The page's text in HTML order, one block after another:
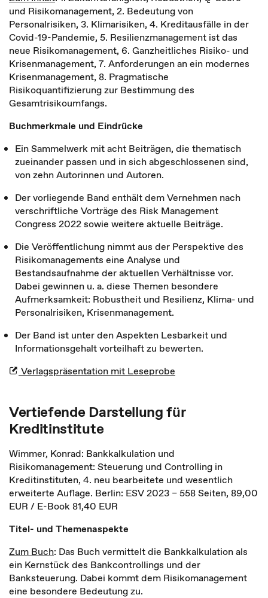
und Risikomanagement, 2. Bedeutung von
Personalrisiken, 3. Klimarisiken, 4. Kreditausfälle in der
Covid-19-Pandemie, 5. Resilienzmanagement ist das
neue Risikomanagement, 6. Ganzheitliches Risiko- und
Krisenmanagement, 7. Anforderungen an ein modernes
Krisenmanagement, 8. Pragmatische
Risikoquantifizierung zur Bestimmung des
Gesamtrisikoumfangs.
Buchmerkmale und Eindrücke
Ein Sammelwerk mit acht Beiträgen, die thematisch
zueinander passen und in sich abgeschlossenen sind,
von zehn Autorinnen und Autoren.
Der vorliegende Band enthält dem Vernehmen nach
verschriftliche Vorträge des Risk Management
Congress 2022 sowie weitere aktuelle Beiträge.
Die Veröffentlichung nimmt aus der Perspektive des
Risikomanagements eine Analyse und
Bestandsaufnahme der aktuellen Verhältnisse vor.
Dabei gewinnen u. a. diese Themen besondere
Aufmerksamkeit: Robustheit und Resilienz, Klima- und
Personalrisiken, Krisenmanagement.
Der Band ist unter den Aspekten Lesbarkeit und
Informationsgehalt vorteilhaft zu bewerten.
Verlagspräsentation mit Leseprobe
Vertiefende Darstellung für
Kreditinstitute
Wimmer, Konrad: Bankkalkulation und
Risikomanagement: Steuerung und Controlling in
Kreditinstituten, 4. neu bearbeitete und wesentlich
erweiterte Auflage. Berlin: ESV 2023 – 558 Seiten, 89,00
EUR / E-Book 81,40 EUR
Titel- und Themenaspekte
Zum Buch: Das Buch vermittelt die Bankkalkulation als
ein Kernstück des Bankcontrollings und der
Banksteuerung. Dabei kommt dem Risikomanagement
eine besondere Bedeutung zu.